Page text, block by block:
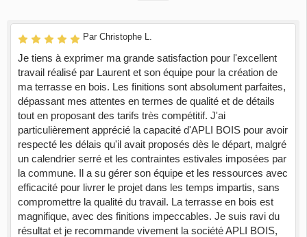
Par Christophe L.
Je tiens à exprimer ma grande satisfaction pour l'excellent
travail réalisé par Laurent et son équipe pour la création de
ma terrasse en bois. Les finitions sont absolument parfaites,
dépassant mes attentes en termes de qualité et de détails
tout en proposant des tarifs très compétitif. J'ai
particulièrement apprécié la capacité d'APLI BOIS pour avoir
respecté les délais qu'il avait proposés dès le départ, malgré
un calendrier serré et les contraintes estivales imposées par
la commune. Il a su gérer son équipe et les ressources avec
efficacité pour livrer le projet dans les temps impartis, sans
compromettre la qualité du travail. La terrasse en bois est
magnifique, avec des finitions impeccables. Je suis ravi du
résultat et je recommande vivement la société APLI BOIS,